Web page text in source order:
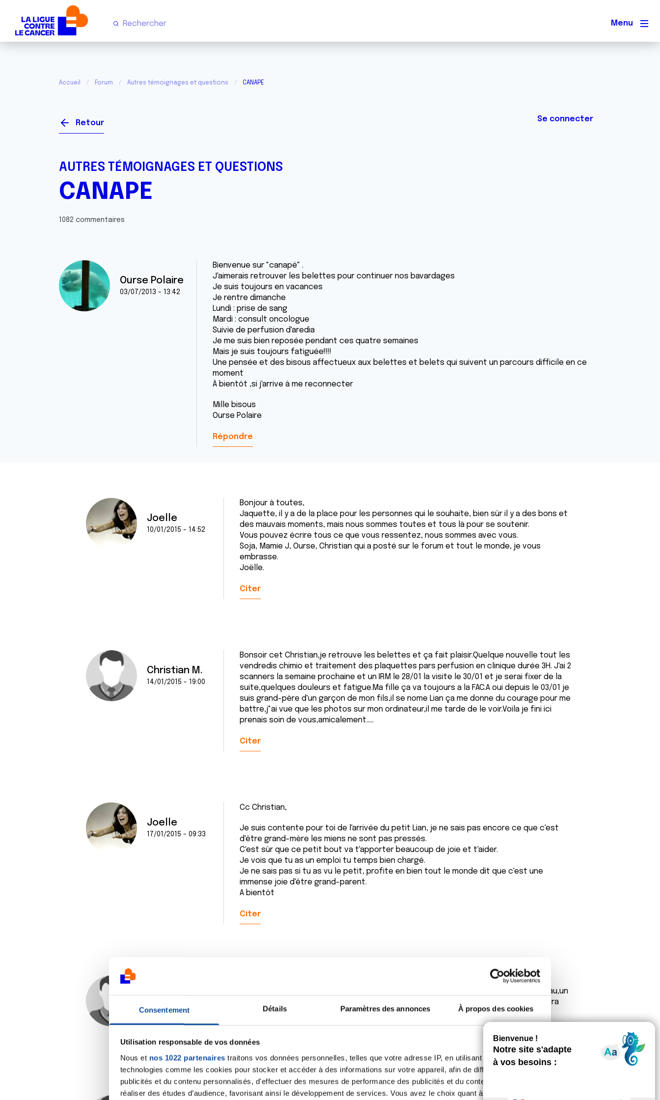
Consentement Détails Paramètres des annonces À propos des cookies
Utilisation responsable de vos données
Nous et nos 1022 partenaires traitons vos données personnelles, telles que votre adresse IP, en utilisant des
technologies comme les cookies pour stocker et accéder à des informations sur votre appareil, afin de diffuser des
publicités et du contenu personnalisés, d'effectuer des mesures de performance des publicités et du contenu, ainsi que de
réaliser des études d’audience, favorisant ainsi le développement de services. Vous avez le choix quant à l'utilisation de
Menu
Accueil Forum Autres témoignages et questions CANAPE
Retour Se connecter
AUTRES TÉMOIGNAGES ET QUESTIONS
CANAPE
1082 commentaires
Ourse Polaire
03/07/2013 - 13:42
Bienvenue sur "canapé" .
J'aimerais retrouver les belettes pour continuer nos bavardages
Je suis toujours en vacances
Je rentre dimanche
Lundi : prise de sang
Mardi : consult oncologue
Suivie de perfusion d'aredia
Je me suis bien reposée pendant ces quatre semaines
Mais je suis toujours fatiguée!!!!
Une pensée et des bisous affectueux aux belettes et belets qui suivent un parcours difficile en ce
moment
À bientôt ,si j'arrive à me reconnecter
Mille bisous
Ourse Polaire
Répondre
Joelle
10/01/2015 - 14:52
Bonjour à toutes,
Jaquette, il y a de la place pour les personnes qui le souhaite, bien sûr il y a des bons et
des mauvais moments, mais nous sommes toutes et tous là pour se soutenir.
Vous pouvez écrire tous ce que vous ressentez, nous sommes avec vous.
Soja, Mamie J, Ourse, Christian qui a posté sur le forum et tout le monde, je vous
embrasse.
Joëlle.
Citer
Christian M.
14/01/2015 - 19:00
Bonsoir cet Christian,je retrouve les belettes et ça fait plaisir.Quelque nouvelle tout les
vendredis chimio et traitement des plaquettes pars perfusion en clinique durée 3H. J'ai 2
scanners la semaine prochaine et un IRM le 28/01 la visite le 30/01 et je serai fixer de la
suite,quelques douleurs et fatigue.Ma fille ça va toujours a la FAC.A oui depuis le 03/01 je
suis grand-père d'un garçon de mon fils,il se nome Lian ça me donne du courage pour me
battre,j"ai vue que les photos sur mon ordinateur,il me tarde de le voir.Voila je fini ici
prenais soin de vous,amicalement.....
Citer
Joelle
17/01/2015 - 09:33
Cc Christian,
Je suis contente pour toi de l'arrivée du petit Lian, je ne sais pas encore ce que c'est
d'être grand-mère les miens ne sont pas pressés.
C'est sûr que ce petit bout va t'apporter beaucoup de joie et t'aider.
Je vois que tu as un emploi tu temps bien chargé.
Je ne sais pas si tu as vu le petit, profite en bien tout le monde dit que c'est une
immense joie d'être grand-parent.
A bientôt
Citer
Christian M.
17/01/2015 - 11:22
je le voie demain avec ma fille elle conduira il y a 60 kms qui nous sépare.Ici il fait beau,un
peux froid.Ma fille par a la dance elle rentre que demain.Je suis fatiguer donc ça sera
repos,voila pas grand chose;bon W.K et a plus....